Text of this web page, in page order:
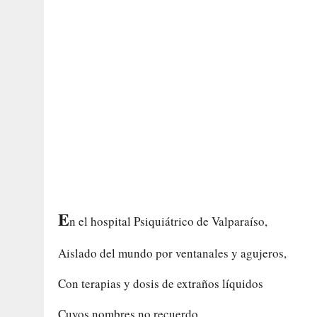
En el hospital Psiquiátrico de Valparaíso,
Aislado del mundo por ventanales y agujeros,
Con terapias y dosis de extraños líquidos